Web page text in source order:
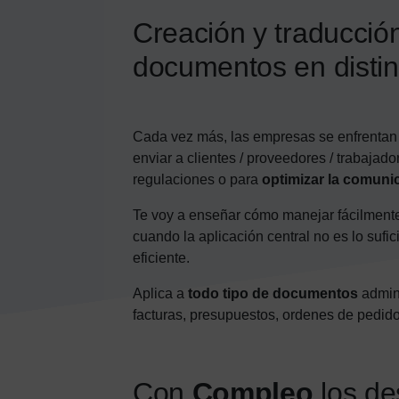
Creación y
documentos en
Cada vez más, las empresas se
enviar a clientes / proveedores /
regulaciones o para optimizar la
Te voy a enseñar cómo manejar
cuando la aplicación central no es lo
eficiente.
Aplica a todo tipo de documentos
facturas, presupuestos, ordenes de
Con Compleo los